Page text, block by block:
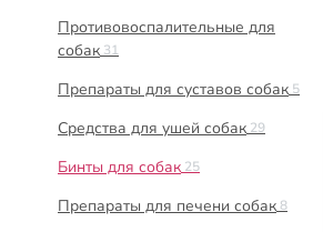
Противовоспалительные для
собак 31
Препараты для суставов собак 5
Средства для ушей собак 29
Бинты для собак 25
Препараты для печени собак 8